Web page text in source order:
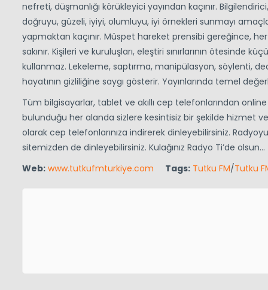
nefreti, düşmanlığı körükleyici yayından kaçınır.
doğruyu, güzeli, iyiyi, olumluyu, iyi örnekleri sunmayı
yapmaktan kaçınır. Müspet hareket prensibi gereğince,
sakınır. Kişileri ve kuruluşları, eleştiri sınırlarının
kullanmaz. Lekeleme, saptırma, manipülasyon, söylenti,
hayatının gizliliğine saygı gösterir. Yayınlarında temel
Tüm bilgisayarlar, tablet ve akıllı cep telefonlarından
bulunduğu her alanda sizlere kesintisiz bir şekilde hizmet
olarak cep telefonlarınıza indirerek dinleyebilirsiniz.
sitemizden de dinleyebilirsiniz. Kulağınız Radyo Ti’de olsun…
Web: www.tutkufmturkiye.com Tags: Tutku FM/Tutku